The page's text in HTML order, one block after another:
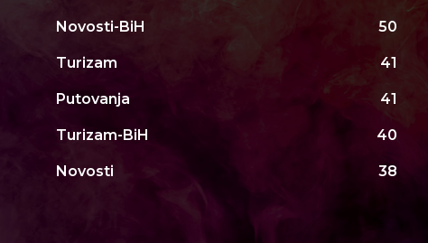
Novosti-BiH 50
Turizam 41
Putovanja 41
Turizam-BiH 40
Novosti 38